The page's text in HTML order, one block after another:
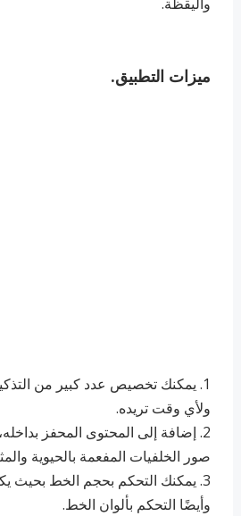
واليقظة.
ميزات التطبيق.
1. يمكنك تخصيص عدد كبير من
ولأي وقت تريده.
2. إضافة إلى المحتوى المحفز
صور الخلفيات المفعمة بالحيوية
3. يمكنك التحكم بحجم الخط بحيث
وأيضًا التحكم بألوان الخط.